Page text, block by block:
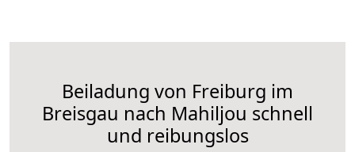
Beiladung von Freiburg im
Breisgau nach Mahiljou schnell
und reibungslos